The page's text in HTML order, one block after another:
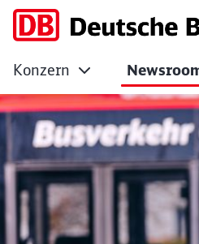
Konzern